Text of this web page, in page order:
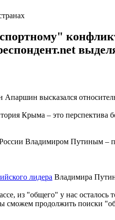
Апаршин высказался
Крыма – это
Владимиром Путиным –
лидера Владимира
из "общего" у нас
сможем продолжить поиски